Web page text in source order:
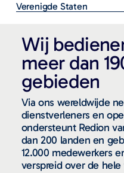
Verenigde Staten
Wij
meer dan
gebieden
Via ons wereldwijde
dienstverleners en
ondersteunt Redion
dan 200 landen en
12.000 medewerkers
verspreid over de hele